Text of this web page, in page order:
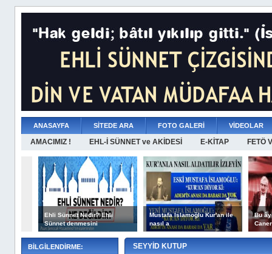
ANASAYFA SİTEDE ARA FOTO GALERİ VİDEOLAR
AMACIMIZ ! EHL-İ SÜNNET ve AKİDESİ E-KİTAP FETÖ
Ehli Sünnet Nedir? Ehli
Sünnet denmesini
Mustafa İslamoğlu Kur'an ile
nasıl a
Bu
BİLGİLENDİRME: SEYYİD KUTUP